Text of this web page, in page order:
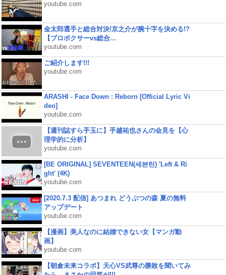
youtube.com
金太郎選手と総合対決!京之介が腕十字を決める!?
【プロボクサーvs総合...
youtube.com
ご紹介します!!!
youtube.com
ARASHI - Face Down : Reborn [Official Lyric Vi
deo]
youtube.com
【週刊誌すら手玉に】手越祐也さんの会見を【心
理学的に分析】
youtube.com
[BE ORIGINAL] SEVENTEEN(세븐틴) 'Left & Ri
ght' (4K)
youtube.com
[2020.7.3 配信] あつまれ どうぶつの森 夏の無料
アップデート
youtube.com
【漫画】美人なのに結婚できない女【マンガ動
画】
youtube.com
【朝倉未来コラボ】天心VS武尊の勝敗を聞いてみ